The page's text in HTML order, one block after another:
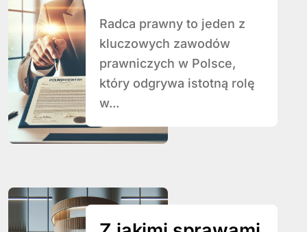
wiedzieć?
Radca prawny to jeden z
kluczowych zawodów
prawniczych w Polsce,
który odgrywa istotną rolę
w...